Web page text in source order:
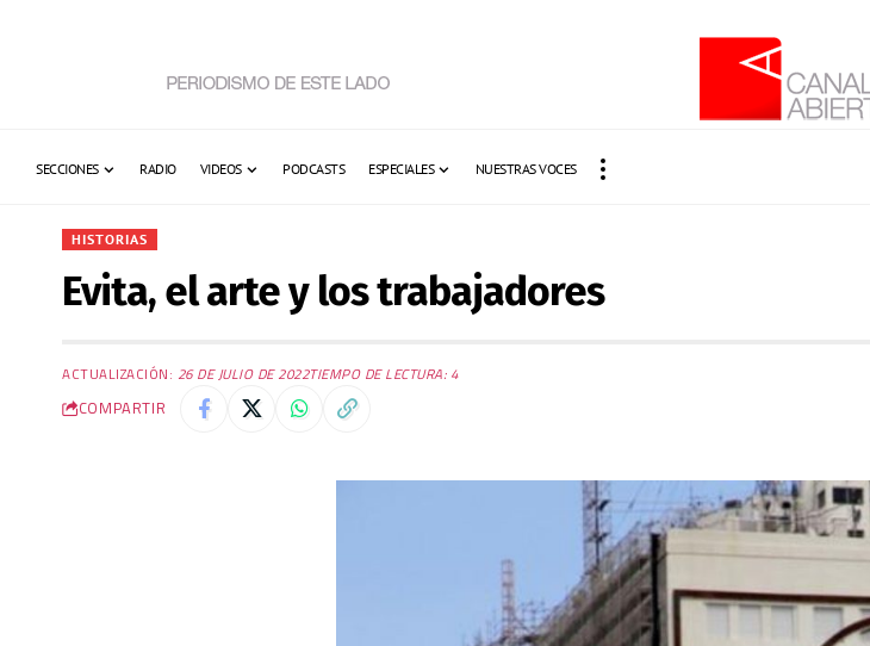
SECCIONES RADIO VIDEOS PODCASTS ESPECIALES NUESTRAS VOCES
HISTORIAS
Evita, el arte y los trabajadores
ACTUALIZACIÓN: 26 DE JULIO DE 2022TIEMPO DE LECTURA: 4
COMPARTIR